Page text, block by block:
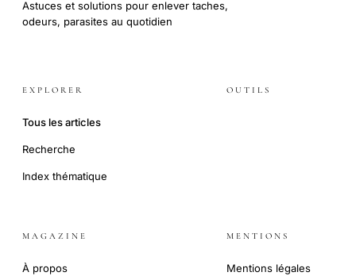
Astuces et solutions pour enlever taches,
odeurs, parasites au quotidien
EXPLORER
Tous les articles
Recherche
Index thématique
OUTILS
MAGAZINE
À propos
MENTIONS
Mentions légales